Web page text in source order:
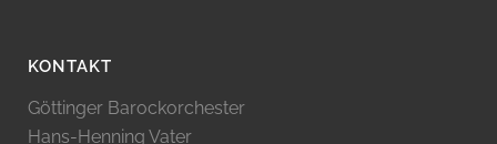
KONTAKT
Göttinger Barockorchester
Hans-Henning Vater